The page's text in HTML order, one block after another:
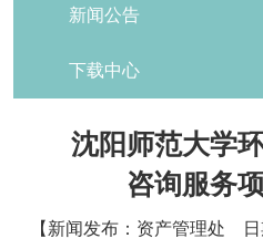
新闻公告
下载中心
沈阳师范大学
咨询服务
【新闻发布：资产管理处